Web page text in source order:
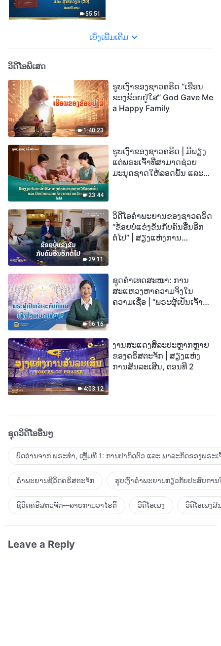
55:51
ເບິ່ງເພີ່ມເຕີມ
ວິດີໂອພິເສດ
1:40:23
ຮູບເງົາຂອງຊາວຄຣິດ “ເຮືອນ
ຂອງຂ້ອຍຢູ່ໃສ” God Gave Me
a Happy Family
23:44
ຮູບເງົາຂອງຊາວຄຣິດ | ມີພຽງ
ແຕ່ພຣະເຈົ້າທີ່ສາມາດຊ່ວຍ
ມະນຸດຊາດໃຫ້ລອດພົ້ນ ແລະ
29:11
ວິດີໂອຄຳພະຍານຂອງຊາວຄຣິດ
“ຂ້ອຍບໍ່ແຂ່ງຂັນກັບຄົນອື່ນອີກ
ຕໍ່ໄປ” | ສຽງແຫ່ງການ
16:16
ຊຸດຄຳເທດສະໜາ: ການ
ສະແຫວງຫາຄວາມຈິງໃນ
ຄວາມເຊື່ອ | “ພຣະຜູ້ເປັນເຈົ້າຈະ
4:03:12
ງານສະແດງສິລະປະຫຼາກຫຼາຍ
ຂອງຄຣິສຕະຈັກ | ສຽງແຫ່ງ
ການສັນລະເສີນ, ຕອນທີ 2
ຊຸດວິດີໂອອື່ນໆ
ບົດອ່ານຈາກ ພຣະທຳ, ເຫຼັ້ມທີ 1: ການປາກົດຕົວ ແລະ ພາລະກິດຂອງພຣະເ
ຄຳພະຍານຊີວິດຄຣິສຕະຈັກ ຮູບເງົາຄຳພະຍານກ່ຽວກັບປະສົບກາ
ຊີວິດຄຣິສຕະຈັກ—ລາຍການວາໄຣຕີ້ ວິດີໂອເພງ ວິດີໂອເພງສັ
Leave a Reply